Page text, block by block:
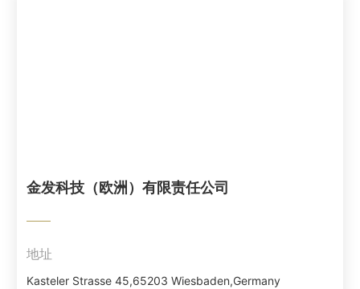
金发科技（欧洲）有限责任公司
地址
Kasteler Strasse 45,65203 Wiesbaden,Germany